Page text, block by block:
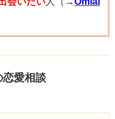
恋愛相談